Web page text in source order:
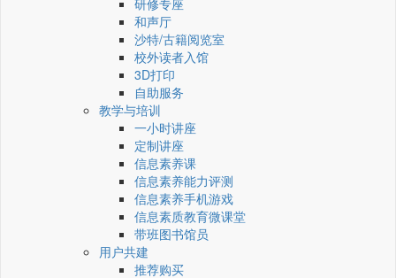
研修专座
和声厅
沙特/古籍阅览室
校外读者入馆
3D打印
自助服务
教学与培训
一小时讲座
定制讲座
信息素养课
信息素养能力评测
信息素养手机游戏
信息素质教育微课堂
带班图书馆员
用户共建
推荐购买